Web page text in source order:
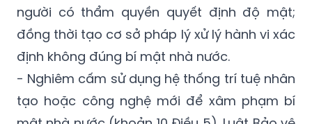
người có thẩm quyền quyết định độ mật;
đồng thời tạo cơ sở pháp lý xử lý hành vi xác
định không đúng bí mật nhà nước.
- Nghiêm cấm sử dụng hệ thống trí tuệ nhân
tạo hoặc công nghệ mới để xâm phạm bí